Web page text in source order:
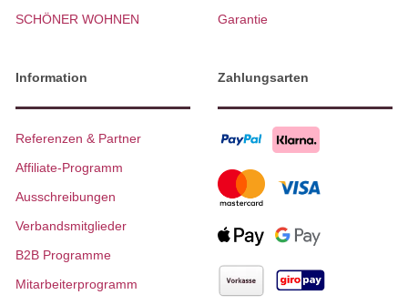
SCHÖNER WOHNEN
Garantie
Information
Referenzen & Partner
Affiliate-Programm
Ausschreibungen
Verbandsmitglieder
B2B Programme
Mitarbeiterprogramm
Zahlungsarten